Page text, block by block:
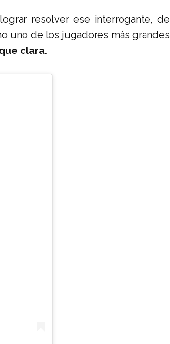
resolver ese interrogante, de
uno de los jugadores más grandes
clara.